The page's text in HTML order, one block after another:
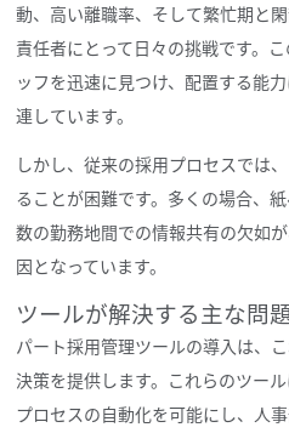
動、高い離職率、そして繁忙期と
責任者にとって日々の挑戦です。
ッフを迅速に見つけ、配置する能
連しています。
しかし、従来の採用プロセスでは
ることが困難です。多くの場合、
数の勤務地間での情報共有の欠如
因となっています。
ツールが解決する主な問
パート採用管理ツールの導入は、
決策を提供します。これらのツー
プロセスの自動化を可能にし、人